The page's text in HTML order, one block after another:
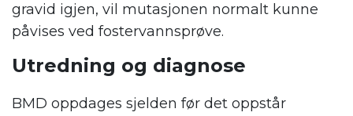
gravid igjen, vil mutasjonen normalt kunne
påvises ved fostervannsprøve.
Utredning og diagnose
BMD oppdages sjelden før det oppstår